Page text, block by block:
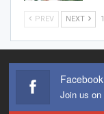
PREV NEXT
Facebook
Join us on